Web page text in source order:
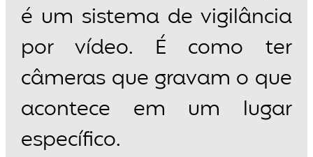
é um sistema de vigilância
por vídeo. É como ter
câmeras que gravam o que
acontece em um lugar
específico.